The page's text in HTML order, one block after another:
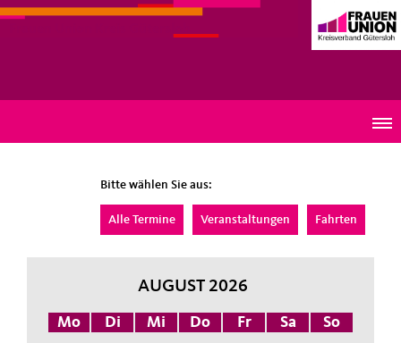
Bitte wählen Sie aus:
Alle Termine Veranstaltungen Fahrten
AUGUST 2026
Mo Di Mi Do Fr Sa
So